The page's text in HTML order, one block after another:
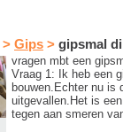
> Gips > gipsmal
vragen mbt een
Vraag 1: Ik heb een
bouwen.Echter nu is
uitgevallen.Het is
tegen aan smeren